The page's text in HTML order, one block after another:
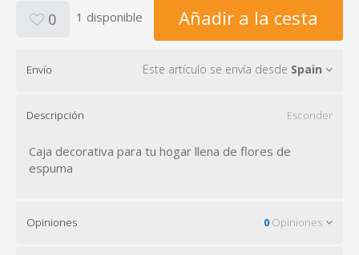
0 1 disponible Añadir a la cesta
Envío Este artículo se envía desde Spain
Descripción Esconder
Caja decorativa para tu hogar llena de flores de
espuma
Opiniones 0 Opiniones